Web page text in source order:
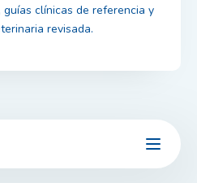
clínicas de referencia y
revisada.